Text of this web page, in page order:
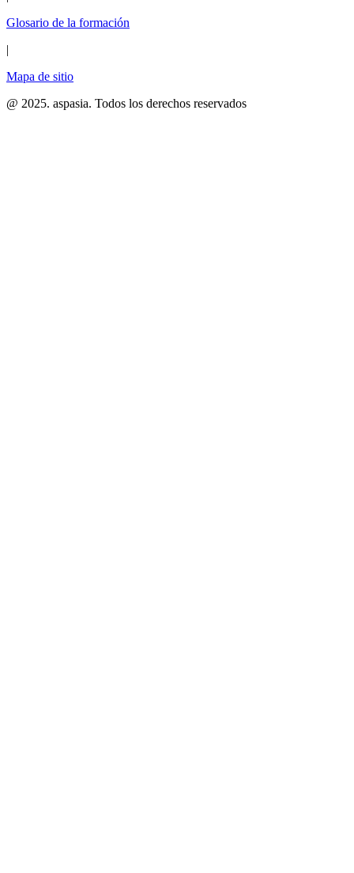
Glosario de la formación
|
Mapa de sitio
@ 2025. aspasia. Todos los derechos reservados